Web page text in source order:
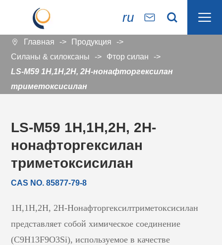
ru   
 Главная
Продукция
Силаны & силоксаны
Фтор силан
LS-M59 1H,1H,2H, 2H-нонафторгексилан
триметоксисилан
LS-M59 1H,1H,2H, 2H-
нонафторгексилан
триметоксисилан
CAS NO. 85877-79-8
1H,1H,2H, 2H-Нонафторгексилтриметоксисилан
представляет собой химическое соединение
(C9H13F9O3Si), используемое в качестве